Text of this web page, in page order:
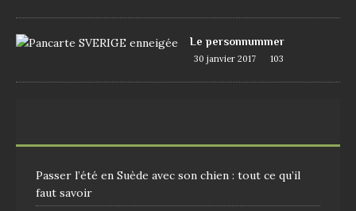
Le personnummer
30 janvier 2017 103
Passer l’été en Suède avec son chien : tout ce qu’il
faut savoir